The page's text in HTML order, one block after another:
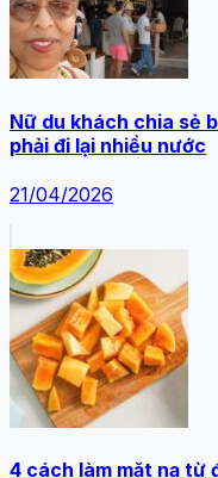
Nữ du khách chia sẻ
phải đi lại nhiều nước
21/04/2026
4 cách làm mặt nạ từ